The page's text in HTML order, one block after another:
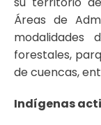
Áreas de
modalidades
forestales,
de cuencas,
Indígenas